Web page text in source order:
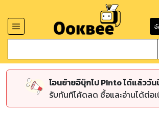
โอนย้ายอีบุ๊กไป Pinto ได้แล้ววั
รับทันทีโค้ดลด ซื้อและอ่านได้ต่อ